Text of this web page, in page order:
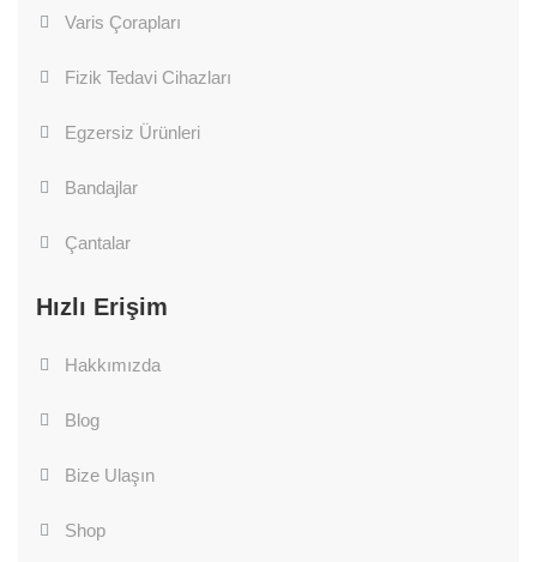
Varis Çorapları
Fizik Tedavi Cihazları
Egzersiz Ürünleri
Bandajlar
Çantalar
Hızlı Erişim
Hakkımızda
Blog
Bize Ulaşın
Shop